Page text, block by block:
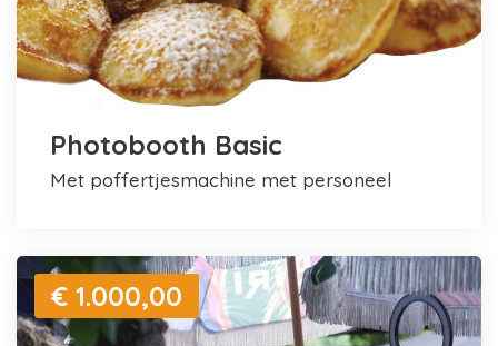
Photobooth Basic
met poffertjesmachine met personeel
€ 1.000,00